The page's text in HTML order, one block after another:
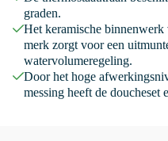
graden.
Het keramische binnenwerk
merk zorgt voor een
watervolumeregeling.
Door het hoge
messing heeft de doucheset